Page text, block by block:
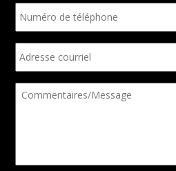
Numéro
de
téléphone
Adresse
courriel
Commentaires/Message